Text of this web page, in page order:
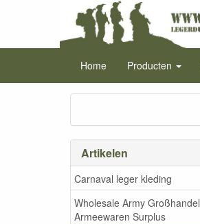
Home Producten
Artikelen
Carnaval leger kleding
Wholesale Army Großhandel
Armeewaren Surplus